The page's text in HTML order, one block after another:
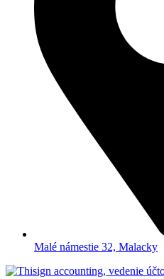
Malé námestie 32, Malacky